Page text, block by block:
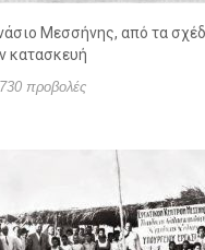
Μεσσήνης, από τα
κατασκευή
730 προβολές